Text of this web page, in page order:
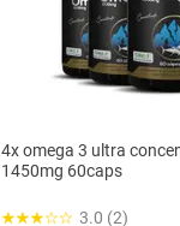
4x omega 3 ultra
1450mg 60caps
3.0 (2)